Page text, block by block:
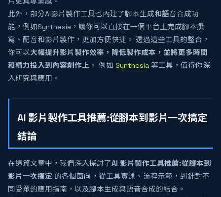
此外，部分AI影片製作工具也內建了腳本生成和語音合成功
能，例如Synthesia，讓你可以直接在一個平台上完成腳本撰
寫、配音和影片製作，更加方便快捷。 透過這些工具的整合，
你可以大幅提升影片製作效率，降低製作成本，並將更多時間
和精力投入到內容創作上 。 例如 Synthesia 等工具，值得你深
入研究與應用。
AI 影片製作工具推薦:從腳本到影片一次搞定
結論
在這篇文章中，我們深入探討了AI 影片製作工具推薦:從腳本到
影片一次搞定 的各個面向，從工具實測、流程示範，到針對不
同受眾的應用指南，以及腳本生成與語音合成的結合。